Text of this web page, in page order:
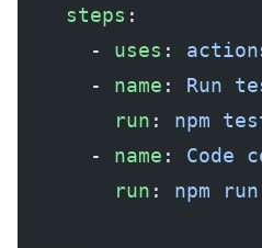
    steps
:
      -
uses :
      -
name : Run
        run
: npm
      -
name : Code
        run
: npm